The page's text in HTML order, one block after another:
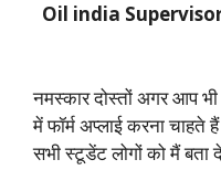
Oil india
नमस्कार दोस्तों अगर आप
में फॉर्म अप्लाई करना
सभी स्टूडेंट लोगों को मैं बता